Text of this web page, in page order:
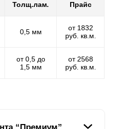
Толщ.лам. Прайс
0,5 мм
от 1832
руб. кв.м.
от 0,5 до
1,5 мм
от 2568
руб. кв.м.
“Премиум”